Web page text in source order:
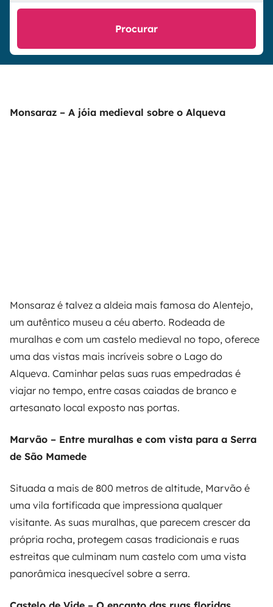
Procurar
Monsaraz – A jóia medieval sobre o Alqueva
Monsaraz é talvez a aldeia mais famosa do Alentejo,
um autêntico museu a céu aberto. Rodeada de
muralhas e com um castelo medieval no topo, oferece
uma das vistas mais incríveis sobre o Lago do
Alqueva. Caminhar pelas suas ruas empedradas é
viajar no tempo, entre casas caiadas de branco e
artesanato local exposto nas portas.
Marvão – Entre muralhas e com vista para a Serra
de São Mamede
Situada a mais de 800 metros de altitude, Marvão é
uma vila fortificada que impressiona qualquer
visitante. As suas muralhas, que parecem crescer da
própria rocha, protegem casas tradicionais e ruas
estreitas que culminam num castelo com uma vista
panorâmica inesquecível sobre a serra.